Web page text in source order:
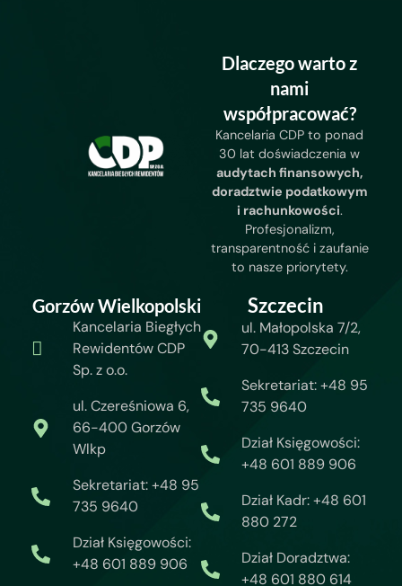
Dlaczego warto z
nami
współpracować?
Kancelaria CDP to ponad
30 lat doświadczenia w
audytach finansowych,
doradztwie podatkowym
i rachunkowości.
Profesjonalizm,
transparentność i zaufanie
to nasze priorytety.
Gorzów Wielkopolski
Kancelaria Biegłych
Rewidentów CDP
Sp. z o.o.
ul. Czereśniowa 6,
66-400 Gorzów
Wlkp
Sekretariat: +48 95
735 9640
Dział Księgowości:
+48 601 889 906
Szczecin
ul. Małopolska 7/2,
70-413 Szczecin
Sekretariat: +48 95
735 9640
Dział Księgowości:
+48 601 889 906
Dział Kadr: +48 601
880 272
Dział Doradztwa:
+48 601 880 614